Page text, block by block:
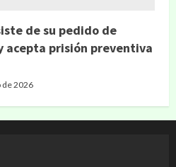
de su pedido de
prisión preventiva
de 2026